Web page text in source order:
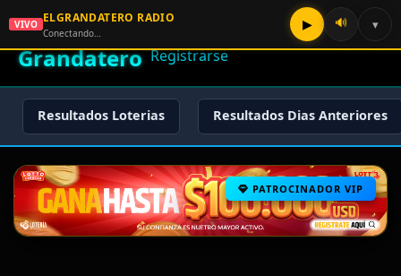
🌟 El
Grandatero
🔑 Iniciar Sesión
📝
Registrarse
Resultados Loterias Resultados Dias Anteriores
PATROCINADOR VIP
VIVO ELGRANDATERO RADIO
Conectando…
▶ 🔊 ▾